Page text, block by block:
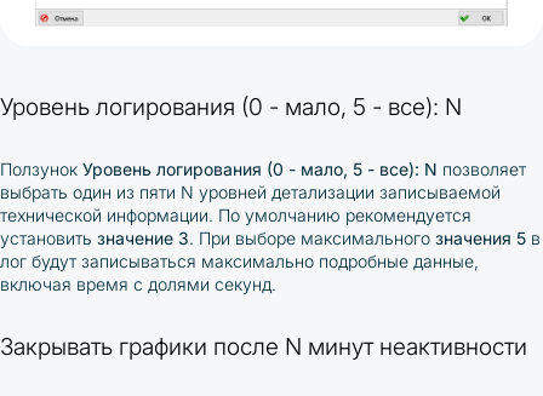
Уровень логирования (0 - мало, 5 - все): N
Ползунок Уровень логирования (0 - мало, 5 - все): N позволяет
выбрать один из пяти N уровней детализации записываемой
технической информации. По умолчанию рекомендуется
установить значение 3. При выборе максимального значения 5 в
лог будут записываться максимально подробные данные,
включая время с долями секунд.
Закрывать графики после N минут неактивности